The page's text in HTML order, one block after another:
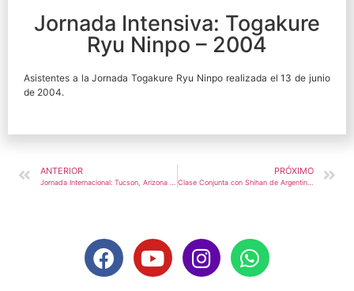
Jornada Intensiva: Togakure
Ryu Ninpo – 2004
Asistentes a la Jornada Togakure Ryu Ninpo realizada el 13 de junio
de 2004.
ANTERIOR PRÓXIMO
Clase Conjunta con Shihan de Argentina – 2005